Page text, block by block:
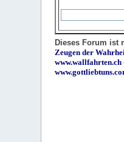
Dieses Forum ist
Zeugen der
www.wallfahrten.ch